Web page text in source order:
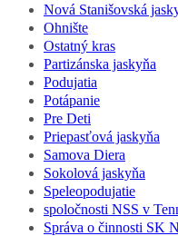
Nová Stanišovská
Ohnište
Ostatný kras
Partizánska jaskyňa
Podujatia
Potápanie
Pre Deti
Priepasťová jaskyňa
Samova Diera
Sokolová jaskyňa
Speleopodujatie
spoločnosti NSS v
Správa o činnosti SK